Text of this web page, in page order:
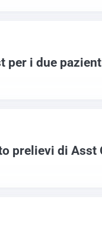
per i due
prelievi di Asst